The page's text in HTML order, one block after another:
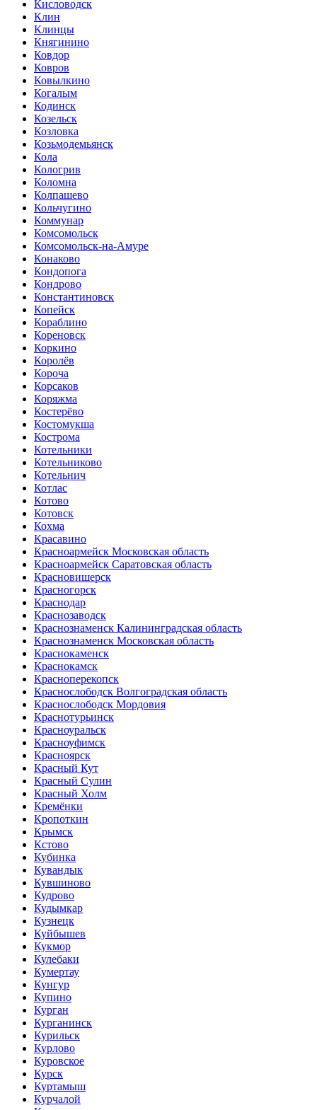
Кисловодск
Клин
Клинцы
Княгинино
Ковдор
Ковров
Ковылкино
Когалым
Кодинск
Козельск
Козловка
Козьмодемьянск
Кола
Кологрив
Коломна
Колпашево
Кольчугино
Коммунар
Комсомольск
Комсомольск-на-Амуре
Конаково
Кондопога
Кондрово
Константиновск
Копейск
Кораблино
Кореновск
Коркино
Королёв
Короча
Корсаков
Коряжма
Костерёво
Костомукша
Кострома
Котельники
Котельниково
Котельнич
Котлас
Котово
Котовск
Кохма
Красавино
Красноармейск Московская область
Красноармейск Саратовская область
Красновишерск
Красногорск
Краснодар
Краснозаводск
Краснознаменск Калининградская область
Краснознаменск Московская область
Краснокаменск
Краснокамск
Красноперекопск
Краснослободск Волгоградская область
Краснослободск Мордовия
Краснотурьинск
Красноуральск
Красноуфимск
Красноярск
Красный Кут
Красный Сулин
Красный Холм
Кремёнки
Кропоткин
Крымск
Кстово
Кубинка
Кувандык
Кувшиново
Кудрово
Кудымкар
Кузнецк
Куйбышев
Кукмор
Кулебаки
Кумертау
Кунгур
Купино
Курган
Курганинск
Курильск
Курлово
Куровское
Курск
Куртамыш
Курчалой